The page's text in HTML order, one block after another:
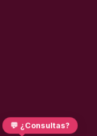
💬 ¿Consultas?